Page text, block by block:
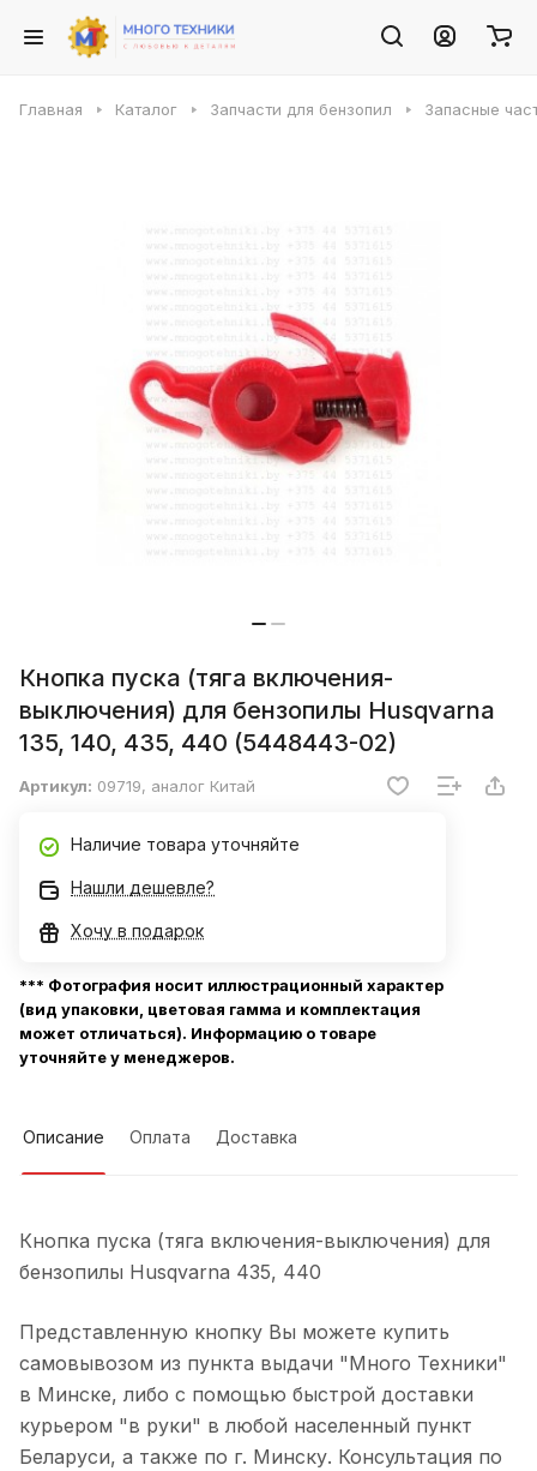
Главная Каталог Запчасти для бензопил Запасные
Кнопка пуска (тяга включения-
выключения) для бензопилы Husqvarna
135, 140, 435, 440 (5448443-02)
Артикул: 09719, аналог Китай
Наличие товара уточняйте
Нашли дешевле?
Хочу в подарок
*** Фотография носит иллюстрационный характер
(вид упаковки, цветовая гамма и комплектация
может отличаться). Информацию о товаре
уточняйте у менеджеров.
Описание Оплата Доставка
Кнопка пуска (тяга включения-выключения) для
бензопилы Husqvarna 435, 440
Представленную кнопку Вы можете купить
самовывозом из пункта выдачи "Много Техники"
в Минске, либо с помощью быстрой доставки
курьером "в руки" в любой населенный пункт
Беларуси, а также по г. Минску. Консультация по